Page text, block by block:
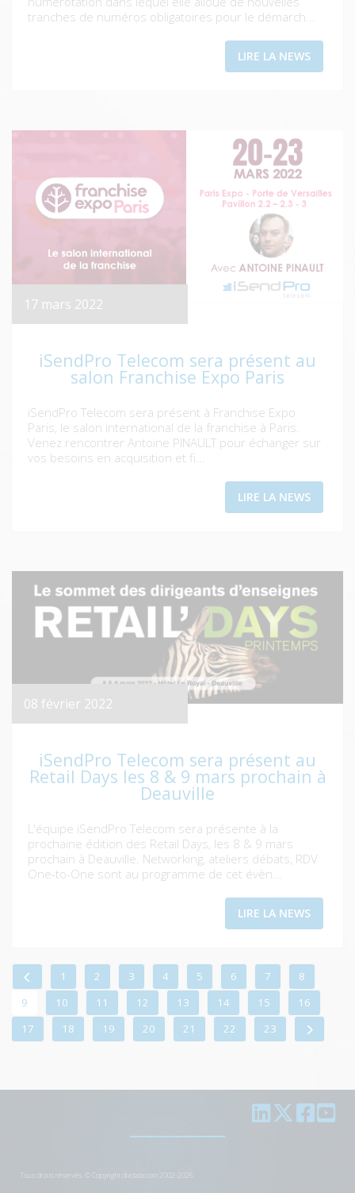
tranches de numéros obligatoires pour le démarch...
LIRE LA NEWS
17 mars 2022
iSendPro Telecom sera présent au
salon Franchise Expo Paris
iSendPro Telecom sera présent à Franchise Expo
Paris, le salon international de la franchise à Paris.
Venez rencontrer Antoine PINAULT pour échanger sur
vos besoins en acquisition et fi...
LIRE LA NEWS
08 février 2022
iSendPro Telecom sera présent au
Retail Days les 8 & 9 mars prochain à
Deauville
L'équipe iSendPro Telecom sera présente à la
prochaine édition des Retail Days, les 8 & 9 mars
prochain à Deauville. Networking, ateliers débats, RDV
One-to-One sont au programme de cet évèn...
LIRE LA NEWS
1 2 3 4 5 6 7
8
9
10 11 12 13 14 15
16
17
18 19 20 21 22 23
Tous droits réservés. © Copyright dixdata.com 2002-2026